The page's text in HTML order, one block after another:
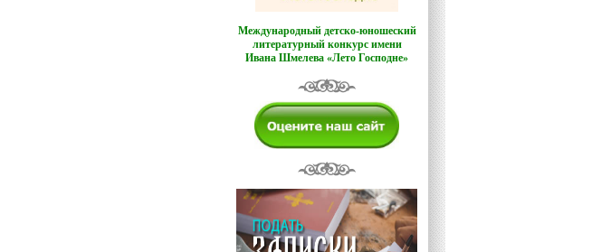
Международный детско-юношеский
литературный конкурс имени
Ивана Шмелева «Лето Господне»